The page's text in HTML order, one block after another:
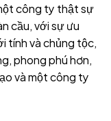
công ty thật sự
cầu, với sự ưu
tính và chủng tộc,
phong phú hơn,
và một công ty